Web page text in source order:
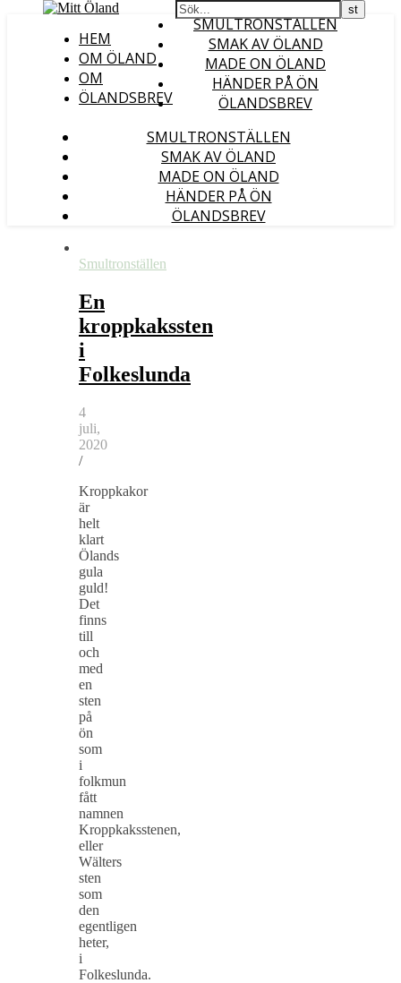
HEM
OM ÖLAND
OM
ÖLANDSBREV
SMULTRONSTÄLLEN
SMAK AV ÖLAND
MADE ON ÖLAND
HÄNDER PÅ ÖN
ÖLANDSBREV
SMULTRONSTÄLLEN
SMAK AV ÖLAND
MADE ON ÖLAND
HÄNDER PÅ ÖN
ÖLANDSBREV
Smultronställen
En
kroppkakssten
i
Folkeslunda
4
juli,
2020
/
Kroppkakor
är
helt
klart
Ölands
gula
guld!
Det
finns
till
och
med
en
sten
på
ön
som
i
folkmun
fått
namnen
Kroppkaksstenen,
eller
Wälters
sten
som
den
egentligen
heter,
i
Folkeslunda.